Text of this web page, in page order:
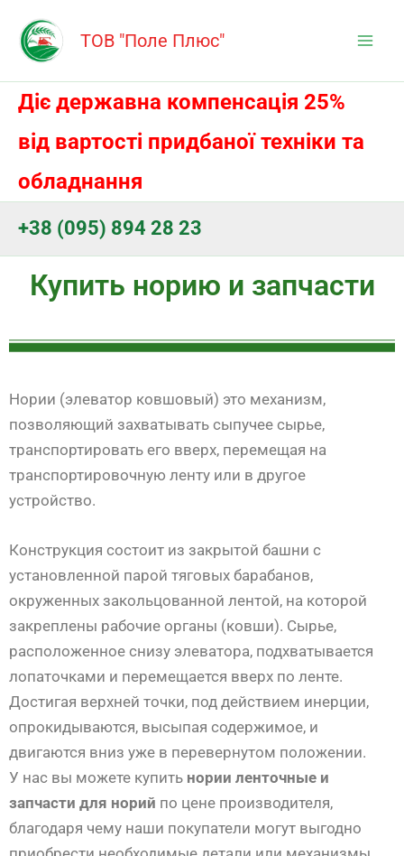
содержимому
ТОВ "Поле Плюс"
Діє державна компенсація 25%
від вартості придбаної техніки та
обладнання
+38 (095) 894 28 23
Купить норию и запчасти
Нории (элеватор ковшовый) это механизм,
позволяющий захватывать сыпучее сырье,
транспортировать его вверх, перемещая на
транспортировочную ленту или в другое
устройство.
Конструкция состоит из закрытой башни с
установленной парой тяговых барабанов,
окруженных закольцованной лентой, на которой
закреплены рабочие органы (ковши). Сырье,
расположенное снизу элеватора, подхватывается
лопаточками и перемещается вверх по ленте.
Достигая верхней точки, под действием инерции,
опрокидываются, высыпая содержимое, и
двигаются вниз уже в перевернутом положении.
У нас вы можете купить нории ленточные и
запчасти для норий по цене производителя,
благодаря чему наши покупатели могут выгодно